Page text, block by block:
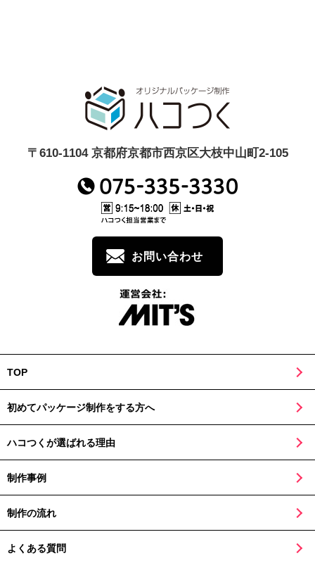
〒610-1104 京都府京都市西京区大枝中山町2-105
お問い合わせ
TOP
初めてパッケージ制作をする方へ
ハコつくが選ばれる理由
制作事例
制作の流れ
よくある質問